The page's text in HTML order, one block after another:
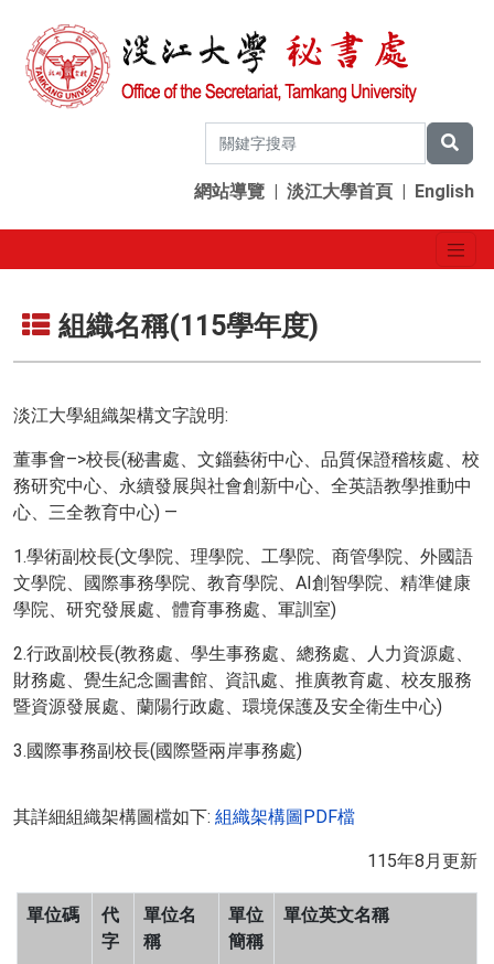
網站導覽 | 淡江大學首頁 | English
組織名稱(115學年度)
淡江大學組織架構文字說明:
董事會–>校長(秘書處、文錙藝術中心、品質保證稽核處、校
務研究中心、永續發展與社會創新中心、全英語教學推動中
心、三全教育中心) —
1.學術副校長(文學院、理學院、工學院、商管學院、外國語
文學院、國際事務學院、教育學院、AI創智學院、精準健康
學院、研究發展處、體育事務處、軍訓室)
2.行政副校長(教務處、學生事務處、總務處、人力資源處、
財務處、覺生紀念圖書館、資訊處、推廣教育處、校友服務
暨資源發展處、蘭陽行政處、環境保護及安全衛生中心)
3.國際事務副校長(國際暨兩岸事務處)
其詳細組織架構圖檔如下: 組織架構圖PDF檔
115年8月更新
單位碼
代
字
單位名
稱
單位
簡稱
單位英文名稱